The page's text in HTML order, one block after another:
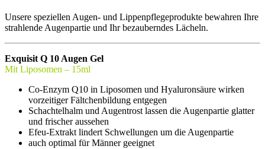
Unsere speziellen Augen- und Lippenpflegeprodukte bewahren Ihre
strahlende Augenpartie und Ihr bezauberndes Lächeln.
Exquisit Q 10 Augen Gel
Mit Liposomen – 15ml
Co-Enzym Q10 in Liposomen und Hyaluronsäure wirken
vorzeitiger Fältchenbildung entgegen
Schachtelhalm und Augentrost lassen die Augenpartie glatter
und frischer aussehen
Efeu-Extrakt lindert Schwellungen um die Augenpartie
auch optimal für Männer geeignet